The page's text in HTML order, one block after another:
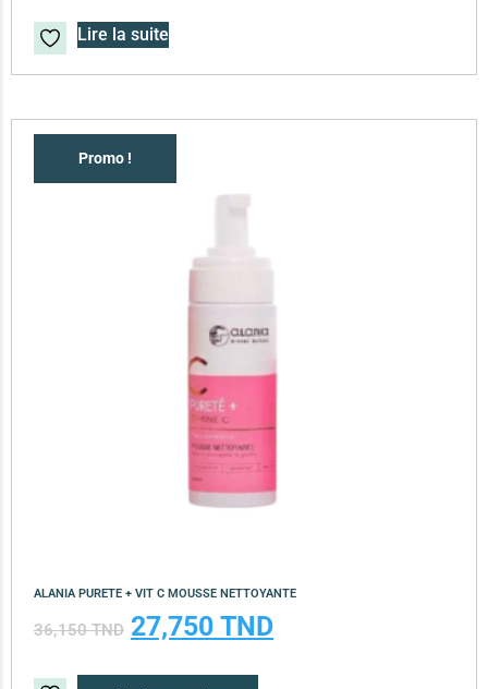
Promo !
ALANIA PURETE + VIT C MOUSSE NETTOYANTE
36,150TND 27,750 TND
Lire la suite